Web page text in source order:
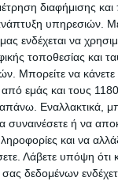
διαφήμισης
υπηρεσιών.
ενδέχεται να
τοποθεσίας και
Μπορείτε να κάνετε
από εμάς και τους
Εναλλακτικά,
συναινέσετε ή να
και να
Λάβετε υπόψη ότι
δεδομένων
το καταφύγιο
Δράμας,
2026.